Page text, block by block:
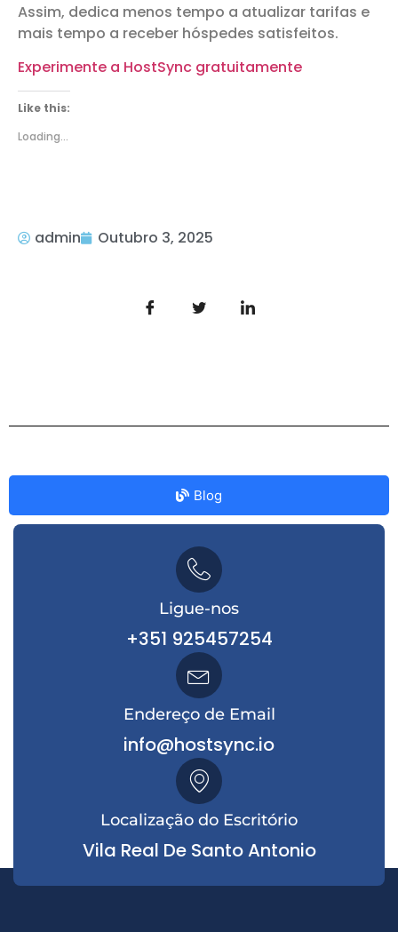
Assim, dedica menos tempo a atualizar tarifas e
mais tempo a receber hóspedes satisfeitos.
Experimente a HostSync gratuitamente
Like this:
Loading...
admin Outubro 3, 2025
Blog
Ligue-nos
+351 925457254
Endereço de Email
info@hostsync.io
Localização do Escritório
Vila Real De Santo Antonio